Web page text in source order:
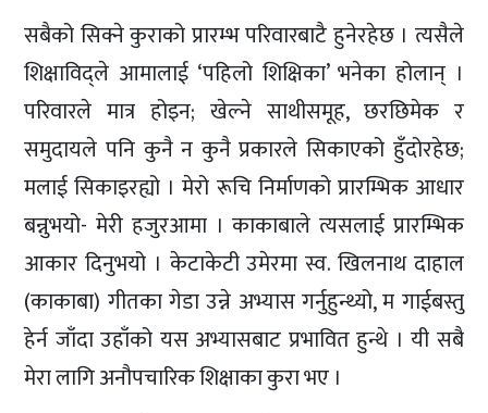
सबैको सिक्ने कुराको प्रारम्भ परिवारबाटै हुनेरहेछ । त्यसैले
शिक्षाविद्ले आमालाई ‘पहिलो शिक्षिका’ भनेका होलान् ।
परिवारले मात्र होइन; खेल्ने साथीसमूह, छरछिमेक र
समुदायले पनि कुनै न कुनै प्रकारले सिकाएको हुँदोरहेछ;
मलाई सिकाइरह्यो । मेरो रूचि निर्माणको प्रारम्भिक आधार
बन्नुभयो- मेरी हजुरआमा । काकाबाले त्यसलाई प्रारम्भिक
आकार दिनुभयो । केटाकेटी उमेरमा स्व. खिलनाथ दाहाल
(काकाबा) गीतका गेडा उन्ने अभ्यास गर्नुहुन्थ्यो, म गाईबस्तु
हेर्न जाँदा उहाँको यस अभ्यासबाट प्रभावित हुन्थे । यी सबै
मेरा लागि अनौपचारिक शिक्षाका कुरा भए ।